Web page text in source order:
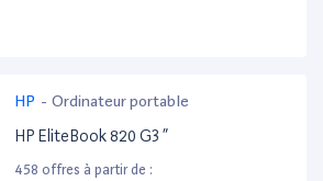
HP - Ordinateur portable
HP EliteBook 820 G3 ”
458 offres à partir de :